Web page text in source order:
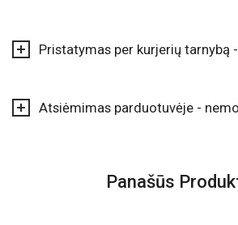
Pristatymas per kurjerių tarnybą
Atsiėmimas parduotuvėje -
Panašūs